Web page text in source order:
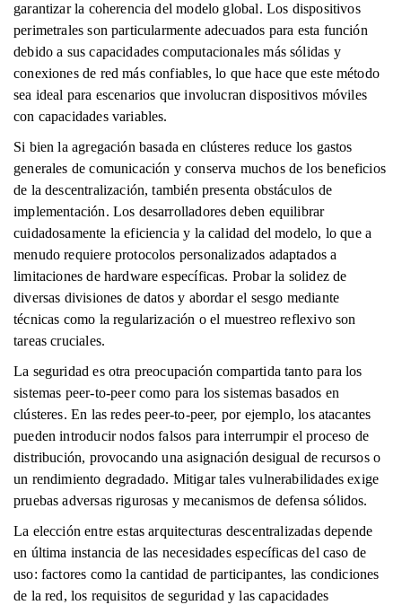
garantizar la coherencia del modelo global. Los dispositivos
perimetrales son particularmente adecuados para esta función
debido a sus capacidades computacionales más sólidas y
conexiones de red más confiables, lo que hace que este método
sea ideal para escenarios que involucran dispositivos móviles
con capacidades variables.
Si bien la agregación basada en clústeres reduce los gastos
generales de comunicación y conserva muchos de los beneficios
de la descentralización, también presenta obstáculos de
implementación. Los desarrolladores deben equilibrar
cuidadosamente la eficiencia y la calidad del modelo, lo que a
menudo requiere protocolos personalizados adaptados a
limitaciones de hardware específicas. Probar la solidez de
diversas divisiones de datos y abordar el sesgo mediante
técnicas como la regularización o el muestreo reflexivo son
tareas cruciales.
La seguridad es otra preocupación compartida tanto para los
sistemas peer-to-peer como para los sistemas basados ​​en
clústeres. En las redes peer-to-peer, por ejemplo, los atacantes
pueden introducir nodos falsos para interrumpir el proceso de
distribución, provocando una asignación desigual de recursos o
un rendimiento degradado. Mitigar tales vulnerabilidades exige
pruebas adversas rigurosas y mecanismos de defensa sólidos.
La elección entre estas arquitecturas descentralizadas depende
en última instancia de las necesidades específicas del caso de
uso: factores como la cantidad de participantes, las condiciones
de la red, los requisitos de seguridad y las capacidades